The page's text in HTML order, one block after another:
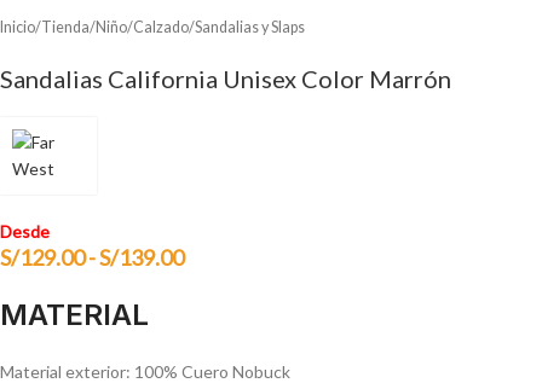
Inicio/Tienda/Niño/Calzado/Sandalias y Slaps
Sandalias California Unisex Color Marrón
Desde
S/129.00-S/139.00
MATERIAL
Material exterior: 100% Cuero Nobuck